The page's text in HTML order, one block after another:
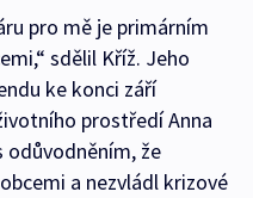
pro mě je primárním
sdělil Kříž. Jeho
ke konci září
prostředí Anna
odůvodněním, že
a nezvládl krizové